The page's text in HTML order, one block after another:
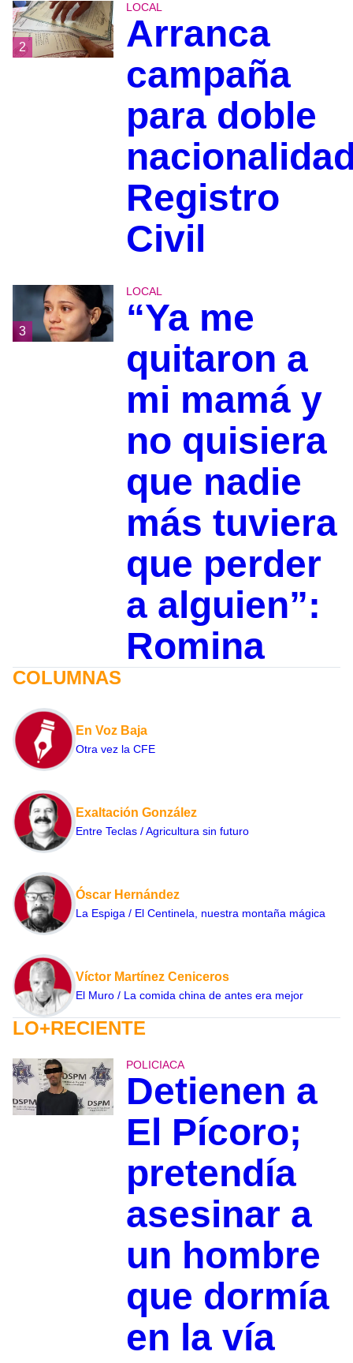
2
LOCAL
Arranca
campaña
para doble
Registro
Civil
3
LOCAL
“Ya me
quitaron a
mi mamá y
no quisiera
que nadie
más tuviera
que perder
a alguien”:
Romina
COLUMNAS
En Voz Baja
Otra vez la CFE
Exaltación González
Entre Teclas / Agricultura sin futuro
Óscar Hernández
La Espiga / El Centinela, nuestra montaña mágica
Víctor Martínez Ceniceros
El Muro / La comida china de antes era mejor
LO+RECIENTE
POLICIACA
Detienen a
El Pícoro;
pretendía
asesinar a
un hombre
que dormía
en la vía